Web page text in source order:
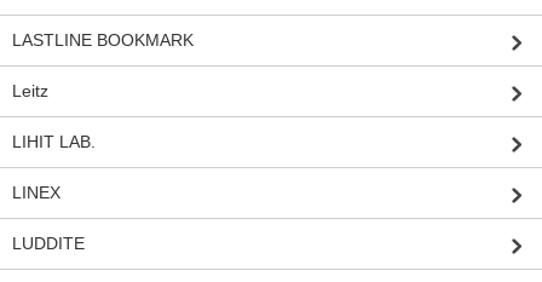
LASTLINE BOOKMARK
Leitz
LIHIT LAB.
LINEX
LUDDITE